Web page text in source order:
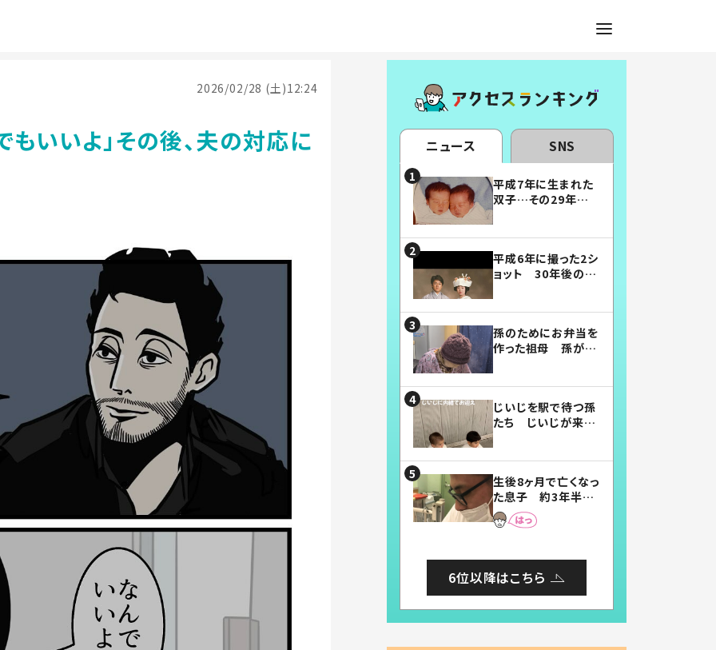
2026/02/28 (土)12:24
もいいよ」その後、夫の対応に ニュース SNS
平成7年に生まれた
双子…その29年後
平成6年に撮った2シ
ョット 30年後の姿
孫のためにお弁当を
作った祖母 孫が絶
じいじを駅で待つ孫
たち じいじが来た
まらない」「幸せにな
れる」
生後8ヶ月で亡くなっ
た息子 約3年半
後、当時の妻の日記
に書いてあった本音
6位以降はこちら